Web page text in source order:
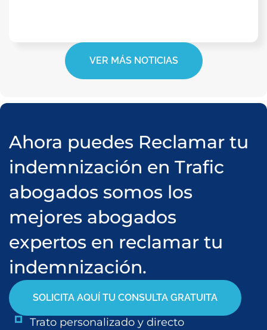
VER MÁS NOTICIAS
Ahora puedes Reclamar tu
indemnización en Trafic
abogados somos los
mejores abogados
expertos en reclamar tu
indemnización.
SOLICITA AQUÍ TU CONSULTA GRATUITA
Trato personalizado y directo